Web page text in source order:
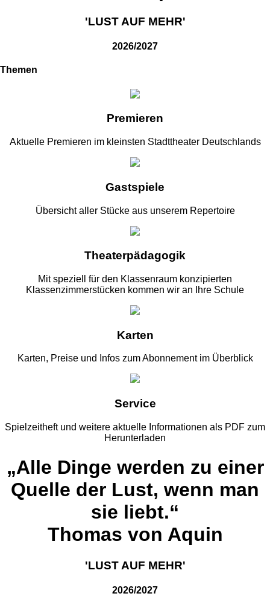
'LUST AUF MEHR'
2026/2027
Themen
Premieren
Aktuelle Premieren im kleinsten Stadttheater Deutschlands
Gastspiele
Übersicht aller Stücke aus unserem Repertoire
Theaterpädagogik
Mit speziell für den Klassenraum konzipierten
Klassenzimmerstücken kommen wir an Ihre Schule
Karten
Karten, Preise und Infos zum Abonnement im Überblick
Service
Spielzeitheft und weitere aktuelle Informationen als PDF zum
Herunterladen
„Alle Dinge werden zu einer
Quelle der Lust, wenn man
sie liebt.“
Thomas von Aquin
'LUST AUF MEHR'
2026/2027